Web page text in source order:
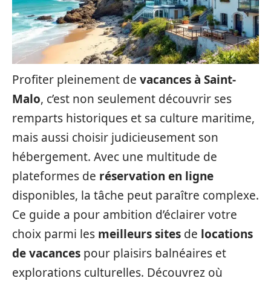
Profiter pleinement de vacances à Saint-
Malo, c’est non seulement découvrir ses
remparts historiques et sa culture maritime,
mais aussi choisir judicieusement son
hébergement. Avec une multitude de
plateformes de réservation en ligne
disponibles, la tâche peut paraître complexe.
Ce guide a pour ambition d’éclairer votre
choix parmi les meilleurs sites de locations
de vacances pour plaisirs balnéaires et
explorations culturelles. Découvrez où